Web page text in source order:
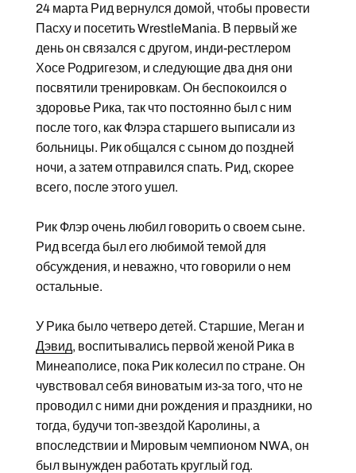
24 марта Рид вернулся домой, чтобы провести
Пасху и посетить WrestleMania. В первый же
день он связался с другом, инди-рестлером
Хосе Родригезом, и следующие два дня они
посвятили тренировкам. Он беспокоился о
здоровье Рика, так что постоянно был с ним
после того, как Флэра старшего выписали из
больницы. Рик общался с сыном до поздней
ночи, а затем отправился спать. Рид, скорее
всего, после этого ушел.
Рик Флэр очень любил говорить о своем сыне.
Рид всегда был его любимой темой для
обсуждения, и неважно, что говорили о нем
остальные.
У Рика было четверо детей. Старшие, Меган и
Дэвид, воспитывались первой женой Рика в
Минеаполисе, пока Рик колесил по стране. Он
чувствовал себя виноватым из-за того, что не
проводил с ними дни рождения и праздники, но
тогда, будучи топ-звездой Каролины, а
впоследствии и Мировым чемпионом NWA, он
был вынужден работать круглый год.